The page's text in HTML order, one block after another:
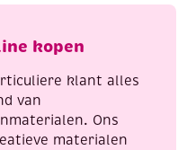
koper,
aantal
kopen
klant alles
van
Ons
materialen